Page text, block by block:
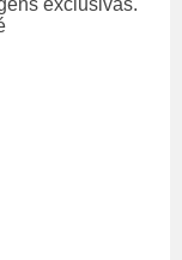
exclusivas.